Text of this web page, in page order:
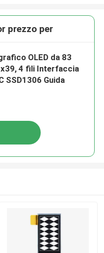
prezzo per
OLED da 83
4 fili Interfaccia
SSD1306 Guida